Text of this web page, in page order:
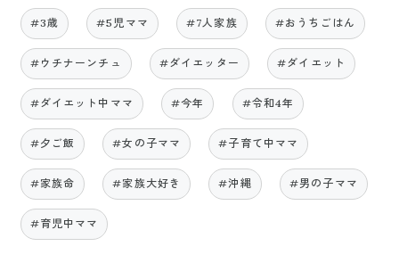
#3歳 #5児ママ #7人家族 #おうちごはん
#ウチナーンチュ #ダイエッター #ダイエット
#ダイエット中ママ #今年 #令和4年
#夕ご飯 #女の子ママ #子育て中ママ
#家族命 #家族大好き #沖縄 #男の子ママ
#育児中ママ